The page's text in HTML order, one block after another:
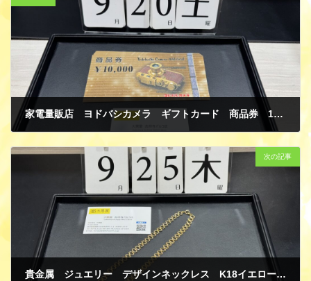
家電量販店 ヨドバシカメラ ギフトカード 商品券 10000円 金券 買取
次の記事
貴金属 ジュエリー デザインネックレス K18イエローゴールド 買取